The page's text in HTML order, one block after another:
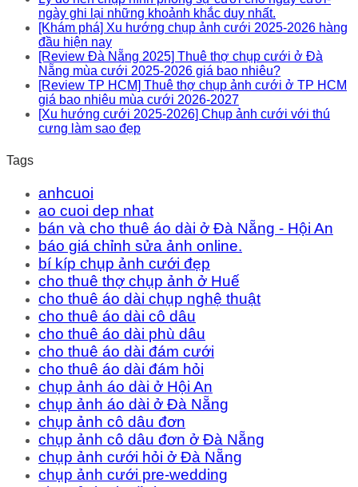
ngày ghi lại những khoảnh khắc duy nhất.
[Khám phá] Xu hướng chụp ảnh cưới 2025-2026 hàng
đầu hiện nay
[Review Đà Nẵng 2025] Thuê thợ chụp cưới ở Đà
Nẵng mùa cưới 2025-2026 giá bao nhiêu?
[Review TP HCM] Thuê thợ chụp ảnh cưới ở TP HCM
giá bao nhiêu mùa cưới 2026-2027
[Xu hướng cưới 2025-2026] Chụp ảnh cưới với thú
cưng làm sao đẹp
Tags
anhcuoi
ao cuoi dep nhat
bán và cho thuê áo dài ở Đà Nẵng - Hội An
báo giá chỉnh sửa ảnh online.
bí kíp chụp ảnh cưới đẹp
cho thuê thợ chụp ảnh ở Huế
cho thuê áo dài chụp nghệ thuật
cho thuê áo dài cô dâu
cho thuê áo dài phù dâu
cho thuê áo dài đám cưới
cho thuê áo dài đám hỏi
chụp ảnh áo dài ở Hội An
chụp ảnh áo dài ở Đà Nẵng
chụp ảnh cô dâu đơn
chụp ảnh cô dâu đơn ở Đà Nẵng
chụp ảnh cưới hỏi ở Đà Nẵng
chụp ảnh cưới pre-wedding